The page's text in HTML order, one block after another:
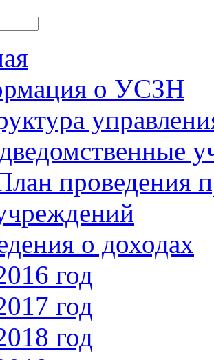
о УСЗН
проведения
о доходах
год
год
год